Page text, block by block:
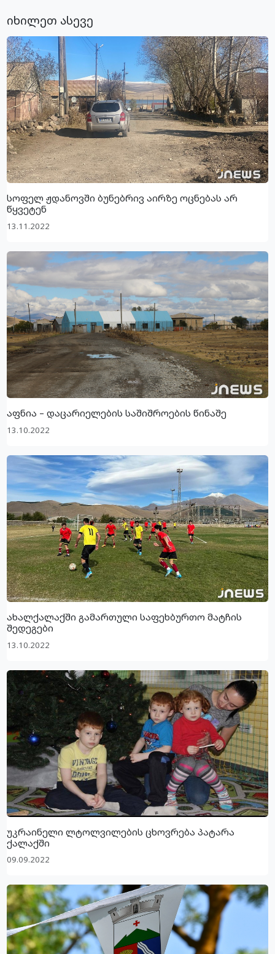
იხილეთ ასევე
სოფელ ჟდანოვში ბუნებრივ აირზე ოცნებას არ
წყვეტენ
13.11.2022
აფნია – დაცარიელების საშიშროების წინაშე
13.10.2022
ახალქალაქში გამართული საფეხბურთო მატჩის
შედეგები
13.10.2022
უკრაინელი ლტოლვილების ცხოვრება პატარა
ქალაქში
09.09.2022